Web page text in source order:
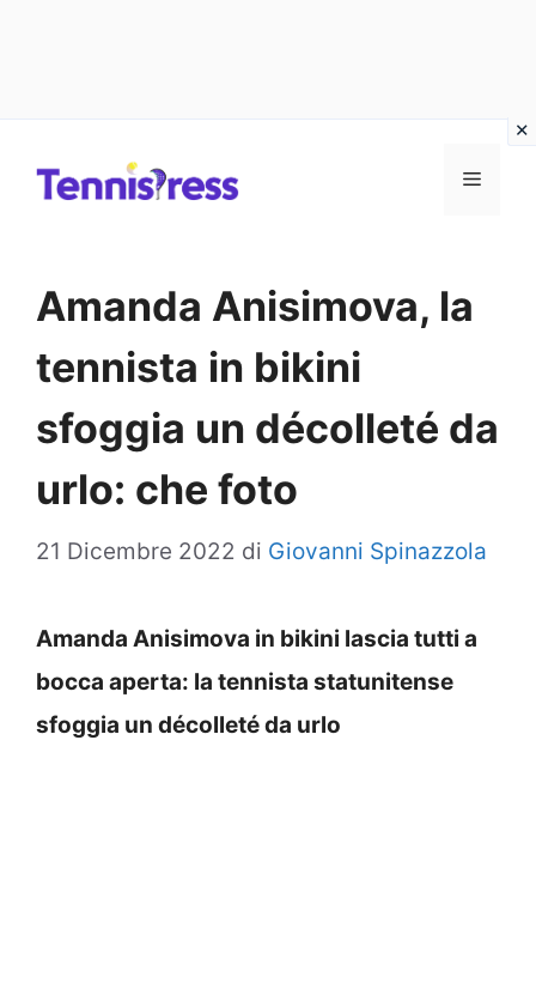
MENU
Amanda Anisimova, la
tennista in bikini
sfoggia un décolleté da
urlo: che foto
21 Dicembre 2022 di Giovanni Spinazzola
Amanda Anisimova in bikini lascia tutti a
bocca aperta: la tennista statunitense
sfoggia un décolleté da urlo